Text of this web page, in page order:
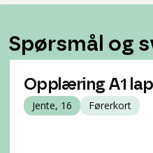
Spørsmål og
Opplæring A1
Jente, 16 Førerkort